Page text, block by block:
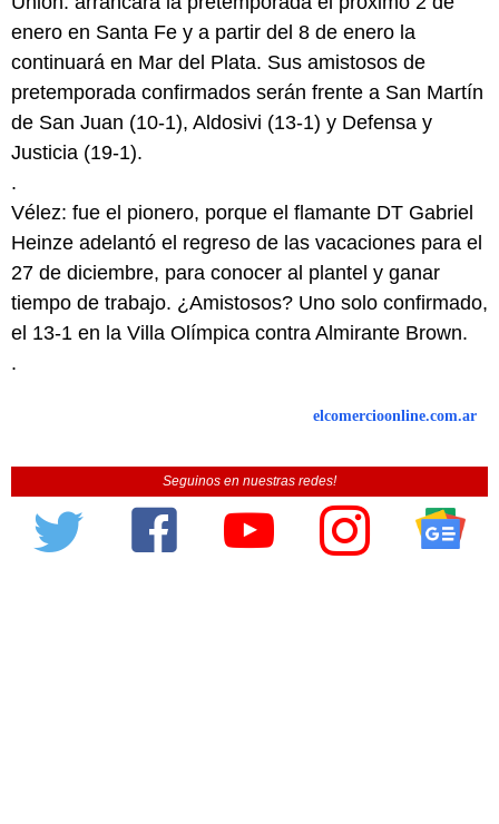
enero en Santa Fe y a partir del 8 de enero la
continuará en Mar del Plata. Sus amistosos de
pretemporada confirmados serán frente a San Martín
de San Juan (10-1), Aldosivi (13-1) y Defensa y
Justicia (19-1).
.
Vélez: fue el pionero, porque el flamante DT Gabriel
Heinze adelantó el regreso de las vacaciones para el
27 de diciembre, para conocer al plantel y ganar
tiempo de trabajo. ¿Amistosos? Uno solo confirmado,
el 13-1 en la Villa Olímpica contra Almirante Brown.
.
elcomercioonline.com.ar
Seguinos en nuestras redes!